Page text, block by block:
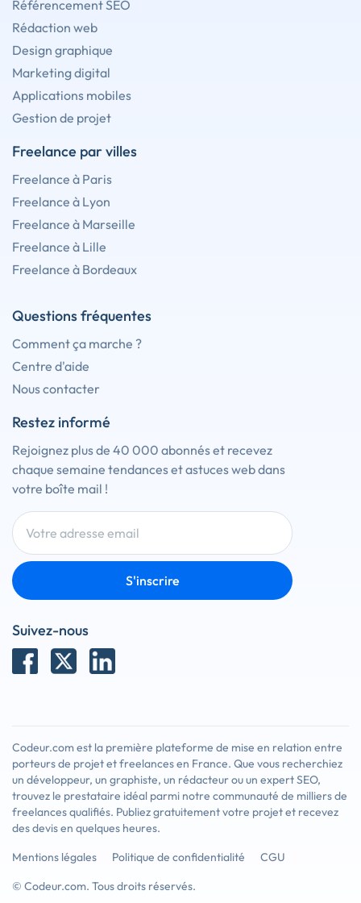
Référencement SEO
Rédaction web
Design graphique
Marketing digital
Applications mobiles
Gestion de projet
Freelance par villes
Freelance à Paris
Freelance à Lyon
Freelance à Marseille
Freelance à Lille
Freelance à Bordeaux
Questions fréquentes
Comment ça marche ?
Centre d'aide
Nous contacter
Restez informé
Rejoignez plus de 40 000 abonnés et recevez
chaque semaine tendances et astuces web dans
votre boîte mail !
S'inscrire
Suivez-nous
Codeur.com est la première plateforme de mise en relation entre
porteurs de projet et freelances en France. Que vous recherchiez
un développeur, un graphiste, un rédacteur ou un expert SEO,
trouvez le prestataire idéal parmi notre communauté de milliers de
freelances qualifiés. Publiez gratuitement votre projet et recevez
des devis en quelques heures.
Mentions légales
Politique de confidentialité
CGU
© Codeur.com. Tous droits réservés.